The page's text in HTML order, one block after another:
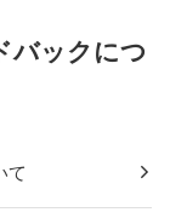
バックにつ
て